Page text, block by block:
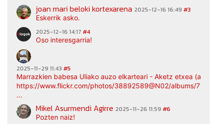
joan mari beloki kortexarena 2025-12-16 16:49 #3
Eskerrik asko.
2025-12-16 14:17 #4
Oso interesgarria!
2025-11-29 11:43 #5
Marrazkien babesa Uliako auzo elkarteari - Aketz etxea
https://www.flickr.com/photos/38892589@N02/albums/
...
Mikel Asurmendi Agirre 2025-11-26 11:59 #6
Pozten naiz!